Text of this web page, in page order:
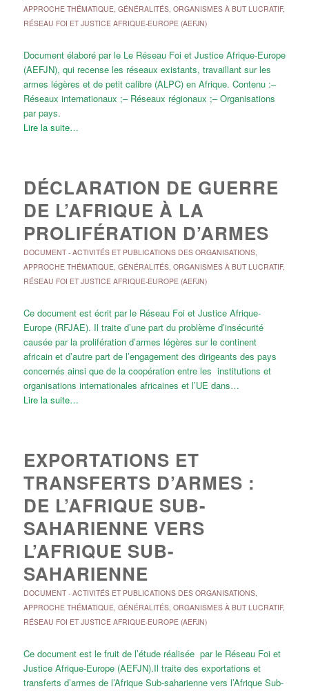
APPROCHE THÉMATIQUE, GÉNÉRALITÉS, ORGANISMES À BUT LUCRATIF,
RÉSEAU FOI ET JUSTICE AFRIQUE-EUROPE (AEFJN)
Document élaboré par le Le Réseau Foi et Justice Afrique-Europe
(AEFJN), qui recense les réseaux existants, travaillant sur les
armes légères et de petit calibre (ALPC) en Afrique. Contenu :–
Réseaux internationaux ;– Réseaux régionaux ;– Organisations
par pays.
Lire la suite…
DÉCLARATION DE GUERRE
DE L’AFRIQUE À LA
PROLIFÉRATION D’ARMES
DOCUMENT- ACTIVITÉS ET PUBLICATIONS DES ORGANISATIONS,
APPROCHE THÉMATIQUE, GÉNÉRALITÉS, ORGANISMES À BUT LUCRATIF,
RÉSEAU FOI ET JUSTICE AFRIQUE-EUROPE (AEFJN)
Ce document est écrit par le Réseau Foi et Justice Afrique-
Europe (RFJAE). Il traite d’une part du problème d’insécurité
causée par la prolifération d’armes légères sur le continent
africain et d’autre part de l’engagement des dirigeants des pays
concernés ainsi que de la coopération entre les institutions et
organisations internationales africaines et l’UE dans…
Lire la suite…
EXPORTATIONS ET
TRANSFERTS D’ARMES :
DE L’AFRIQUE SUB-
SAHARIENNE VERS
L’AFRIQUE SUB-
SAHARIENNE
DOCUMENT- ACTIVITÉS ET PUBLICATIONS DES ORGANISATIONS,
APPROCHE THÉMATIQUE, GÉNÉRALITÉS, ORGANISMES À BUT LUCRATIF,
RÉSEAU FOI ET JUSTICE AFRIQUE-EUROPE (AEFJN)
Ce document est le fruit de l’étude réalisée par le Réseau Foi et
Justice Afrique-Europe (AEFJN).Il traite des exportations et
transferts d’armes de l’Afrique Sub-saharienne vers l’Afrique Sub-